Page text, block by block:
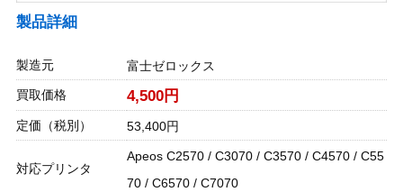
製品詳細
製造元
富士ゼロックス
買取価格
4,500円
定価（税別） 53,400円
対応プリンタ
Apeos C2570 / C3070 / C3570 / C4570 / C55
70 / C6570 / C7070